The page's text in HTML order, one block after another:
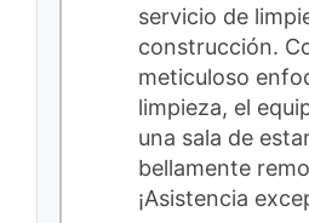
servicio de
construcción.
meticuloso
limpieza, el
una sala de
bellamente
¡Asistencia